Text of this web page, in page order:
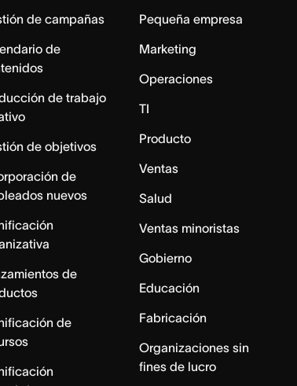
de campañas
de
de trabajo
de objetivos
de
nuevos
de
de
Pequeña empresa
Marketing
Operaciones
TI
Producto
Ventas
Salud
Ventas minoristas
Gobierno
Educación
Fabricación
Organizaciones sin
fines de lucro